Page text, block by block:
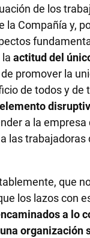
de los
la Compañía y,
laactitud del
de promover la
de todos y de
elemento
a la empresa
las trabajadoras
que
los lazos con
a lo
organización